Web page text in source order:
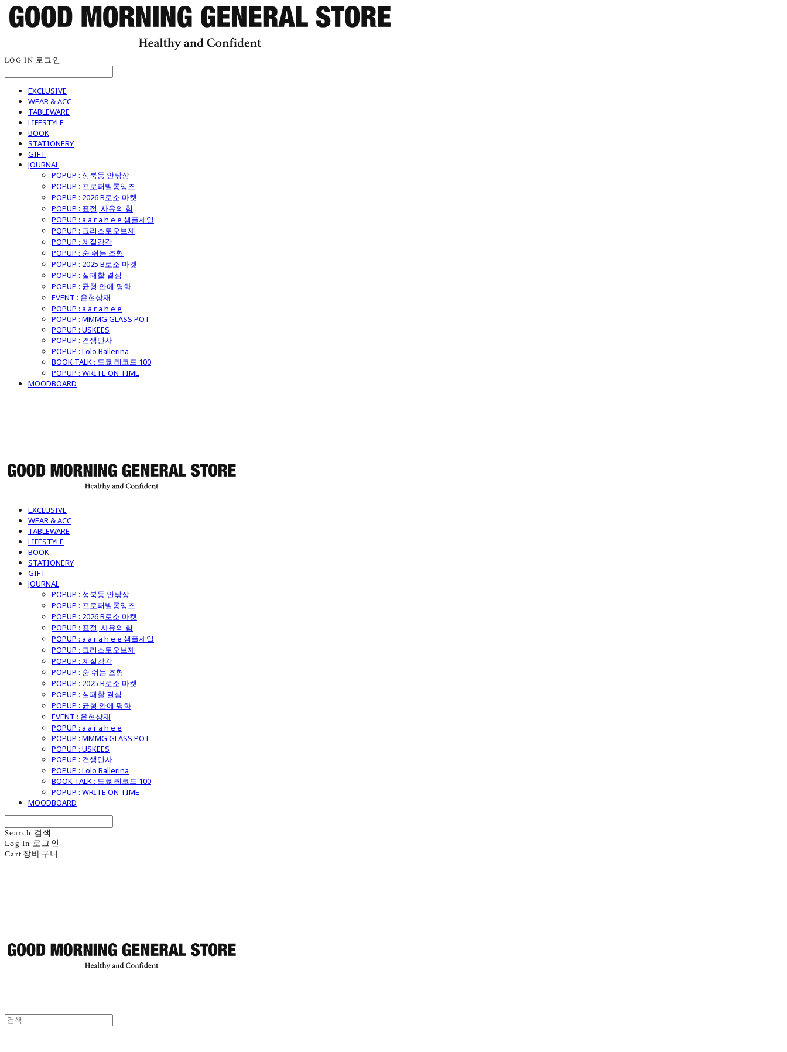
LOG IN 로그인
EXCLUSIVE
WEAR & ACC
TABLEWARE
LIFESTYLE
BOOK
STATIONERY
GIFT
JOURNAL
POPUP : 성북동 안팎장
POPUP : 프로퍼빌롱잉즈
POPUP : 2026 B로소 마켓
POPUP : 표절, 사유의 힘
POPUP : a a r a h e e 샘플세일
POPUP : 크리스토오브제
POPUP : 계절감각
POPUP : 숨 쉬는 조형
POPUP : 2025 B로소 마켓
POPUP : 실패할 결심
POPUP : 균형 안에 평화
EVENT : 윤현상재
POPUP : a a r a h e e
POPUP : MMMG GLASS POT
POPUP : USKEES
POPUP : 견생만사
POPUP : Lolo Ballerina
BOOK TALK : 도쿄 레코드 100
POPUP : WRITE ON TIME
MOODBOARD
EXCLUSIVE
WEAR & ACC
TABLEWARE
LIFESTYLE
BOOK
STATIONERY
GIFT
JOURNAL
POPUP : 성북동 안팎장
POPUP : 프로퍼빌롱잉즈
POPUP : 2026 B로소 마켓
POPUP : 표절, 사유의 힘
POPUP : a a r a h e e 샘플세일
POPUP : 크리스토오브제
POPUP : 계절감각
POPUP : 숨 쉬는 조형
POPUP : 2025 B로소 마켓
POPUP : 실패할 결심
POPUP : 균형 안에 평화
EVENT : 윤현상재
POPUP : a a r a h e e
POPUP : MMMG GLASS POT
POPUP : USKEES
POPUP : 견생만사
POPUP : Lolo Ballerina
BOOK TALK : 도쿄 레코드 100
POPUP : WRITE ON TIME
MOODBOARD
Search 검색
Log In 로그인
Cart 장바구니